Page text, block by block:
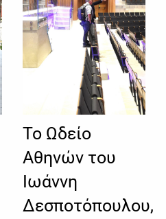
Το Ωδείο
Αθηνών του
Ιωάννη
Δεσποτόπουλου,